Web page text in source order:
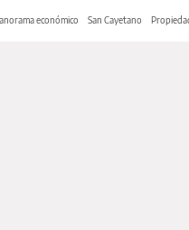
económico San Cayetano